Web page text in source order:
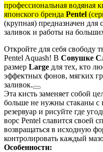
профессиональная водяная
японского бренда Pentel
(крупная) предназначен для
заливок и работы на
Откройте для себя свободу
Pentel Aquash! В Совушке
размер Large для тех, кто
эффектных фонов, мягких
заливок.
Эта кисть заменяет собой
больше не нужны стаканы с
резервуар и рисуйте где
ворс Pentel славится своей
возвращаться в исходную
контролировать каждый
Особенности: